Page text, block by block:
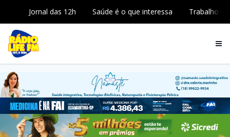
Jornal das 12h Saúde é o que interessa Trabalho